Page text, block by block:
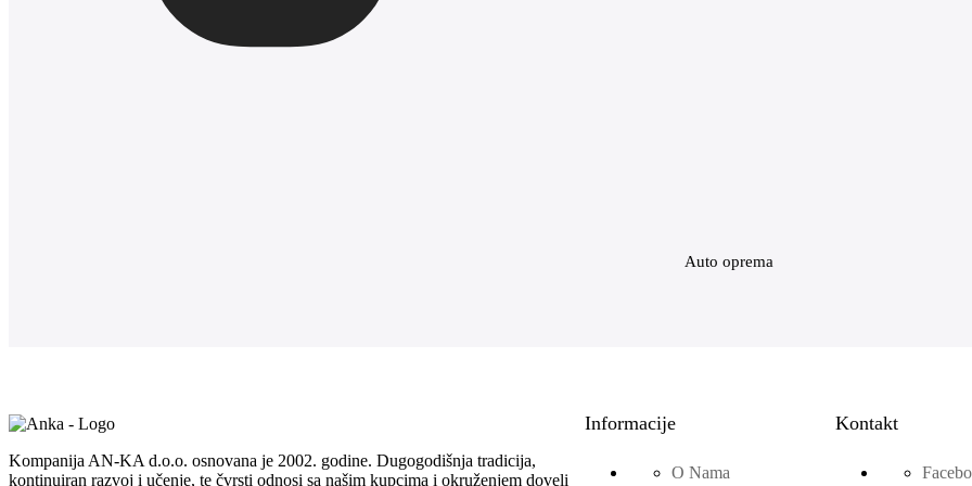
Auto oprema
Kompanija AN-KA d.o.o. osnovana je 2002. godine. Dugogodišnja tradicija,
kontinuiran razvoj i učenje, te čvrsti odnosi sa našim kupcima i okruženjem doveli
Informacije
O Nama
Kontakt